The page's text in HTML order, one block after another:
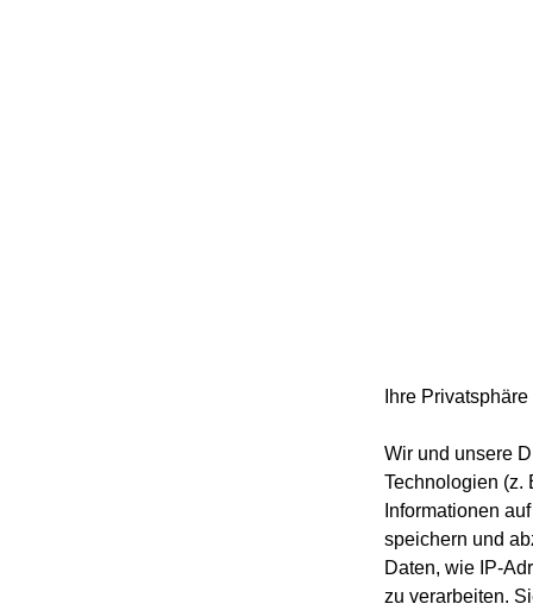
Ihre
Wir und unsere
Technologien (z.
Informationen
speichern und
Daten, wie IP-
zu verarbeiten.